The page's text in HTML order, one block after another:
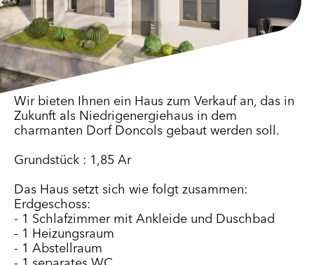
Wir bieten Ihnen ein Haus zum Verkauf an, das in
Zukunft als Niedrigenergiehaus in dem
charmanten Dorf Doncols gebaut werden soll.
Grundstück : 1,85 Ar
Das Haus setzt sich wie folgt zusammen:
Erdgeschoss:
- 1 Schlafzimmer mit Ankleide und Duschbad
- 1 Heizungsraum
- 1 Abstellraum